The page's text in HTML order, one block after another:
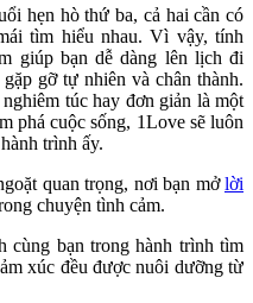
hẹn hò thứ ba, cả hai cần có
tìm hiểu nhau. Vì vậy, tính
giúp bạn dễ dàng lên lịch đi
gỡ tự nhiên và chân thành.
túc hay đơn giản là một
phá cuộc sống, 1Love sẽ luôn
trình ấy.
quan trọng, nơi bạn mởlời
chuyện tình cảm.
cùng bạn trong hành trình tìm
xúc đều được nuôi dưỡng từ